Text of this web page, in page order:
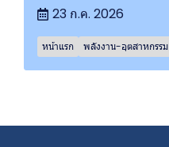
23 ก.ค. 2026
หน้าแรก พลังงาน-อุตสาหกรรม